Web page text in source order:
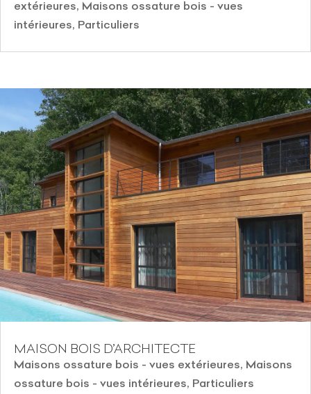
extérieures, Maisons ossature bois - vues
intérieures, Particuliers
MAISON BOIS D’ARCHITECTE
Maisons ossature bois - vues extérieures, Maisons
ossature bois - vues intérieures, Particuliers